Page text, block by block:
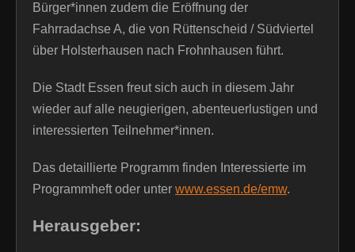
Bürger*innen zudem die Eröffnung der
Fahrradachse A, die von Rüttenscheid / Südviertel
über Holsterhausen nach Frohnhausen führt.
Die Stadt Essen freut sich auch in diesem Jahr
wieder auf alle neugierigen, abenteuerlustigen und
interessierten Teilnehmer*innen.
Das detaillierte Programm finden Interessierte im
Programmheft oder unter www.essen.de/emw.
Herausgeber: